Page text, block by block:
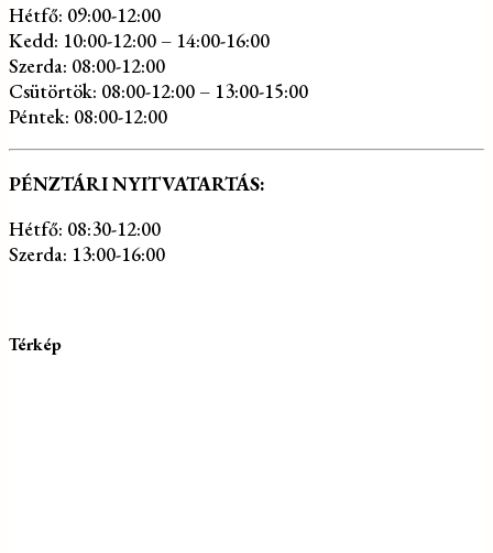
Hétfő: 09:00-12:00
Kedd: 10:00-12:00 – 14:00-16:00
Szerda: 08:00-12:00
Csütörtök: 08:00-12:00 – 13:00-15:00
Péntek: 08:00-12:00
PÉNZTÁRI NYITVATARTÁS:
Hétfő: 08:30-12:00
Szerda: 13:00-16:00
Térkép